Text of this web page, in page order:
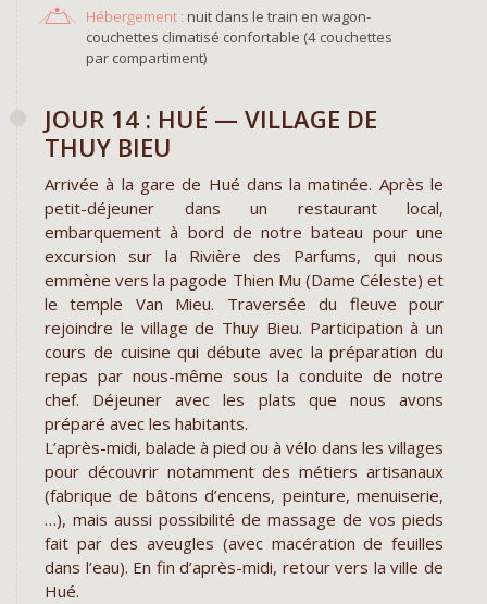
Hébergement : nuit dans le train en wagon-
couchettes climatisé confortable (4 couchettes
par compartiment)
JOUR 14 : HUÉ — VILLAGE DE
THUY BIEU
Arrivée à la gare de Hué dans la matinée. Après le
petit-déjeuner dans un restaurant local,
embarquement à bord de notre bateau pour une
excursion sur la Rivière des Parfums, qui nous
emmène vers la pagode Thien Mu (Dame Céleste) et
le temple Van Mieu. Traversée du fleuve pour
rejoindre le village de Thuy Bieu. Participation à un
cours de cuisine qui débute avec la préparation du
repas par nous-même sous la conduite de notre
chef. Déjeuner avec les plats que nous avons
préparé avec les habitants.
L’après-midi, balade à pied ou à vélo dans les villages
pour découvrir notamment des métiers artisanaux
(fabrique de bâtons d’encens, peinture, menuiserie,
…), mais aussi possibilité de massage de vos pieds
fait par des aveugles (avec macération de feuilles
dans l’eau). En fin d’après-midi, retour vers la ville de
Hué.